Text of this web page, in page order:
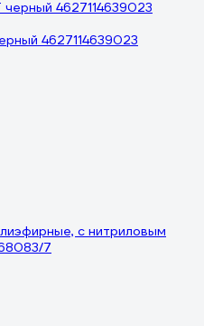
4627114639023
с нитриловым
7